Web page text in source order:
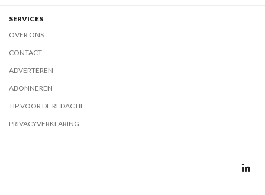
SERVICES
OVER ONS
CONTACT
ADVERTEREN
ABONNEREN
TIP VOOR DE REDACTIE
PRIVACYVERKLARING